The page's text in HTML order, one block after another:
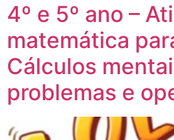
4º e 5º ano –
matemática
Cálculos
problemas e